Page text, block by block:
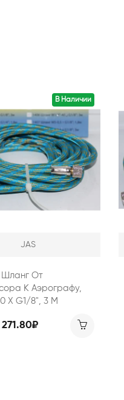
В Наличии
JAS
Шланг От
К Аэрографу,
Х G1/8", 3 М
271.80₽